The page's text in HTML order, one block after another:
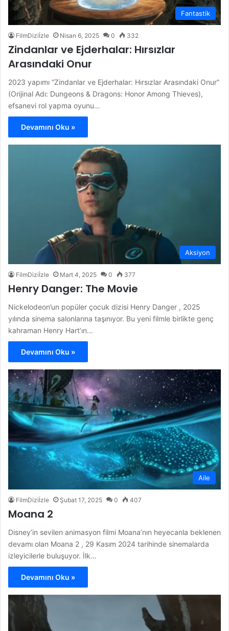
Fantastik
FilmDiziİzle Nisan 6, 2025 0 332
Zindanlar ve Ejderhalar: Hırsızlar
Arasındaki Onur
2023 yapımı “Zindanlar ve Ejderhalar: Hırsızlar Arasındaki Onur”
(Orijinal Adı: Dungeons & Dragons: Honor Among Thieves),
efsanevi rol yapma oyunu…
Devamını Oku »
Aksiyon
FilmDiziİzle Mart 4, 2025 0 377
Henry Danger: The Movie
Nickelodeon’un popüler çocuk dizisi Henry Danger , 2025
yılında sinema salonlarına taşınıyor. Bu yeni filmle birlikte genç
kahraman Henry Hart’ın…
Devamını Oku »
Aile
FilmDiziİzle Şubat 17, 2025 0 407
Moana 2
Disney’in sevilen animasyon filmi Moana’nın heyecanla beklenen
devamı olan Moana 2 , 29 Kasım 2024 tarihinde sinemalarda
izleyicilerle buluşuyor. İlk…
Devamını Oku »